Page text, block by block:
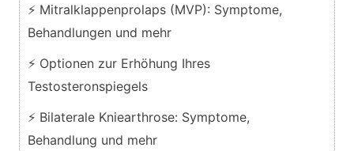
⚡ Mitralklappenprolaps (MVP): Symptome,
Behandlungen und mehr
⚡ Optionen zur Erhöhung Ihres
Testosteronspiegels
⚡ Bilaterale Kniearthrose: Symptome,
Behandlung und mehr